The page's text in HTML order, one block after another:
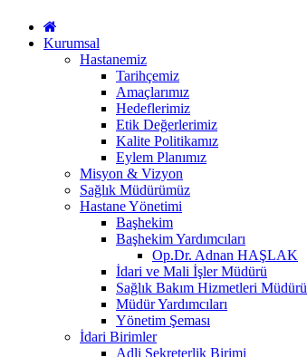
Kurumsal
Hastanemiz
Tarihçemiz
Amaçlarımız
Hedeflerimiz
Etik Değerlerimiz
Kalite Politikamız
Eylem Planımız
Misyon & Vizyon
Sağlık Müdürümüz
Hastane Yönetimi
Başhekim
Başhekim Yardımcıları
Op.Dr. Adnan HAŞLAK
İdari ve Mali İşler Müdürü
Sağlık Bakım Hizmetleri Müdürü
Müdür Yardımcıları
Yönetim Şeması
İdari Birimler
Adli Sekreterlik Birimi